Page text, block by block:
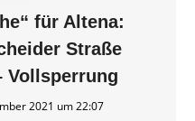
für Altena:
Straße
Vollsperrung
2021 um 22:07